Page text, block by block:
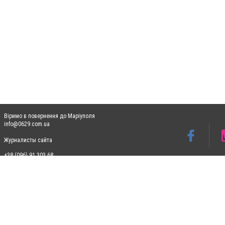
Віримо в повернення до Маріуполя
info@0629.com.ua
Журналисты сайта
+38 (096) 91 303 68